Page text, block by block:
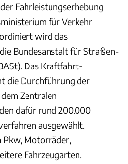
Fahrleistungserhebung
für Verkehr
wird das
Bundesanstalt für Straßen-
Das Kraftfahrt-
die Durchführung der
Zentralen
dafür rund 200.000
ausgewählt.
Pkw, Motorräder,
Fahrzeugarten.